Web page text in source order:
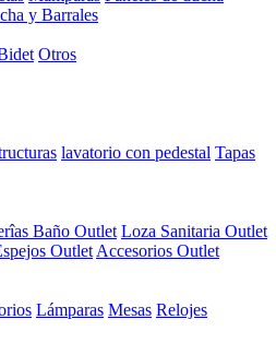
y Barrales
Otros
lavatorio con pedestal Tapas
Baño Outlet Loza Sanitaria Outlet
Outlet Accesorios Outlet
Lámparas Mesas Relojes